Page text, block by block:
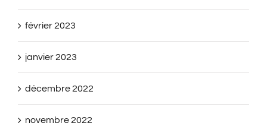
février 2023
janvier 2023
décembre 2022
novembre 2022